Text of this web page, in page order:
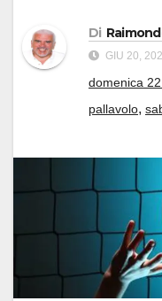
Di
GIU 20,
domenica
pallavolo,